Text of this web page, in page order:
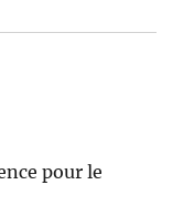
pour le